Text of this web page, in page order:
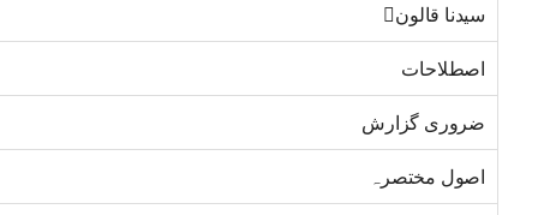
سیدنا قالون
اصطلاحات
ضروری گزارش
اصول مختصرہ